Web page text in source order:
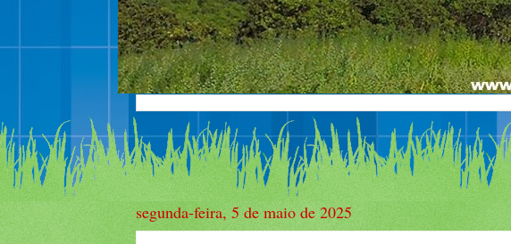
segunda-feira, 5 de maio de 2025